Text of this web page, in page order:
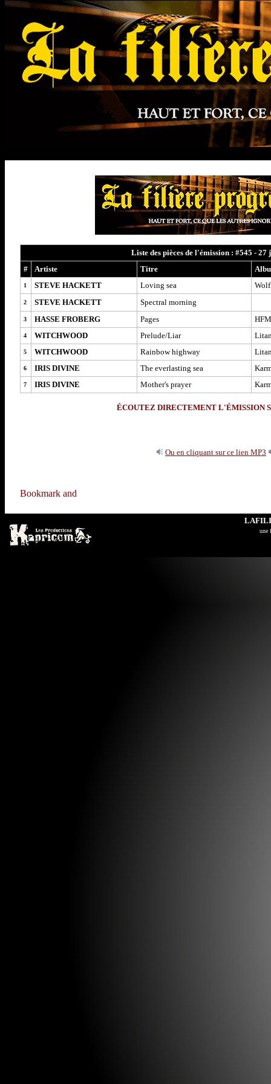
Liste des pièces de l'émission : #545 - 27
#
Artiste Titre
1 STEVE HACKETT Loving sea
2 STEVE HACKETT Spectral morning
3 HASSE FROBERG Pages
4 WITCHWOOD Prelude/Liar
5 WITCHWOOD Rainbow highway
6 IRIS DIVINE The everlasting sea
7 IRIS DIVINE Mother's prayer
ÉCOUTEZ DIRECTEMENT L'ÉMISSION
Ou en cliquant sur ce lien MP3
une